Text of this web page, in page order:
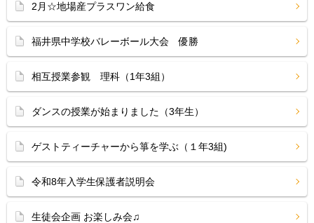
2月☆地場産プラスワン給食
福井県中学校バレーボール大会 優勝
相互授業参観 理科（1年3組）
ダンスの授業が始まりました（3年生）
ゲストティーチャーから箏を学ぶ（１年3組)
令和8年入学生保護者説明会
生徒会企画 お楽しみ会♫